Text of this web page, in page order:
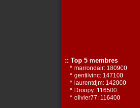
:: Top 5 membres
* marrondair: 180900
* gentilvinc: 147100
* laurentdjm: 142000
* Droopy: 116500
* olivier77: 116400